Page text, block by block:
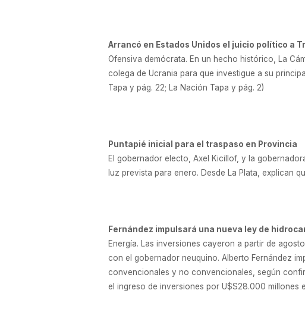
Arrancó en Estados Unidos el juicio político a
Ofensiva demócrata. En un hecho histórico, La
colega de Ucrania para que investigue a su
Tapa y pág. 22; La Nación Tapa y pág. 2)
Puntapié inicial para el traspaso en Provincia
El gobernador electo, Axel Kicillof, y la
luz prevista para enero. Desde La Plata, explican
Fernández impulsará una nueva ley de
Energía. Las inversiones cayeron a partir de
con el gobernador neuquino. Alberto Fernández
convencionales y no convencionales, según
el ingreso de inversiones por U$S28.000 millones